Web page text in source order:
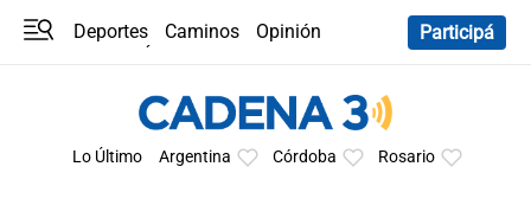
Deportes Caminos
Opinión
Participá
Lo Último Argentina Córdoba Rosario